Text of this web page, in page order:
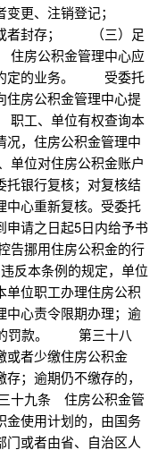
变更、注销登记；
或者封存； （三）足
房公积金管理中心应
约定的业务。 受委托
住房公积金管理中心提
工、单位有权查询本
况，住房公积金管理中
位对住房公积金账户
托银行复核；对复核结
中心重新复核。受委托
申请之日起5日内给予书
挪用住房公积金的行
本条例的规定，单位
单位职工办理住房公积
中心责令限期办理；逾
的罚款。 第三十八
者少缴住房公积金
；逾期仍不缴存的，
九条 住房公积金管
金使用计划的，由国务
门或者由省、自治区人